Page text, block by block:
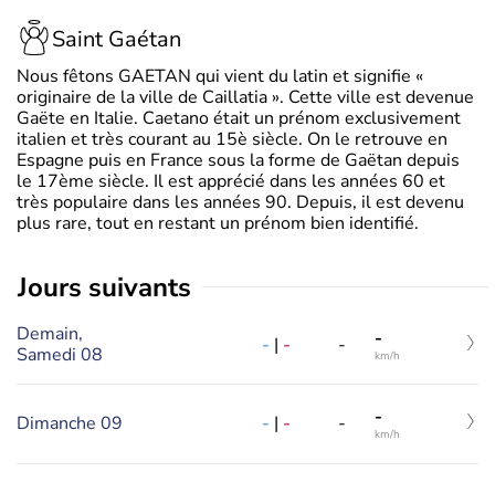
Saint Gaétan
Nous fêtons GAETAN qui vient du latin et signifie «
originaire de la ville de Caillatia ». Cette ville est devenue
Gaëte en Italie. Caetano était un prénom exclusivement
italien et très courant au 15è siècle. On le retrouve en
Espagne puis en France sous la forme de Gaëtan depuis
le 17ème siècle. Il est apprécié dans les années 60 et
très populaire dans les années 90. Depuis, il est devenu
plus rare, tout en restant un prénom bien identifié.
jours suivants
Demain,
Samedi 08
- | - - -
km/h
Dimanche 09 - | - - -
km/h